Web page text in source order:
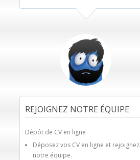
REJOIGNEZ NOTRE ÉQUIPE
Dépôt de CV en ligne
Déposez vos CV en ligne et rejoignez
notre équipe.